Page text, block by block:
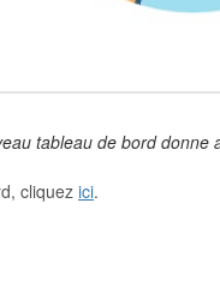
tableau de bord donne
cliquez ici.